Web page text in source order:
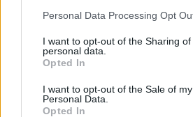
Personal Data Processing Opt
I want to opt-out of the Sharing of
personal data.
Opted In
I want to opt-out of the Sale of my
Personal Data.
Opted In
SPETTACOLI
SCIENZA E TECH